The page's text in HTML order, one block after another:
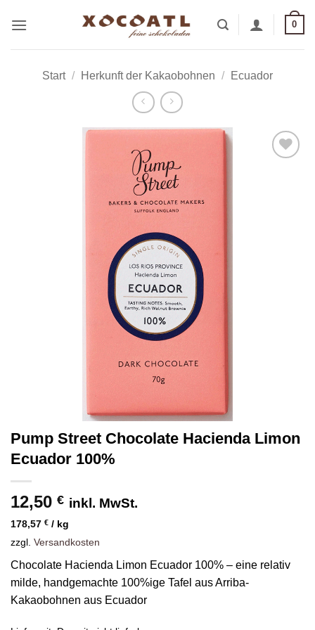
Inhalt
0
Start / Herkunft der Kakaobohnen / Ecuador
Pump Street Chocolate Hacienda Limon
Ecuador 100%
12,50 € inkl. MwSt.
178,57 € / kg
zzgl. Versandkosten
Chocolate Hacienda Limon Ecuador 100% – eine relativ
milde, handgemachte 100%ige Tafel aus Arriba-
Kakaobohnen aus Ecuador